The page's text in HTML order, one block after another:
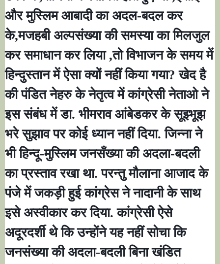
और मुस्लिम आबादी का अदल-बदल कर
के,मजहबी अल्पसंख्या की समस्या का मिलजुल
कर समाधान कर लिया,तो विभाजन के समय में
हिन्दुस्तान में ऐसा क्यों नहीं किया गया?खेद है
की पंडित नेहरु के नेतृत्व में कांग्रेसी नेताओ ने
इस संबंध में डा. भीमराव आंबेडकर के सूझ्भूझ
भरे सुझाव पर कोई ध्यान नहीं दिया. जिन्ना ने
भी हिन्दू-मुस्लिम जनसँख्या की अदला-बदली
का प्रस्ताव रखा था. परन्तु मौलाना आजाद के
पंजे में जकड़ी हुई कांग्रेस ने नादानी के साथ
इसे अस्वीकार कर दिया. कांग्रेसी ऐसे
अदूरदर्शी थे कि उन्होंने यह नहीं सोचा कि
जनसंख्या की अदला-बदली बिना खंडित